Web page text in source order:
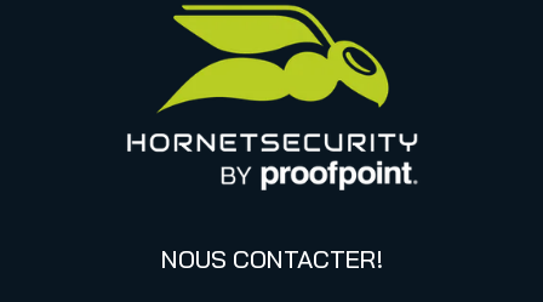
Base de connaissances
Informations sur la confidentialité des données
NOUS CONTACTER!